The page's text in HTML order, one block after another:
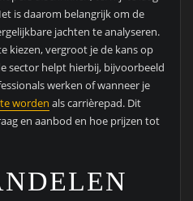
is daarom belangrijk om de
jachten te analyseren.
kiezen, vergroot je de kans op
sector helpt hierbij, bijvoorbeeld
werken of wanneer je
worden als carrièrepad. Dit
en aanbod en hoe prijzen tot